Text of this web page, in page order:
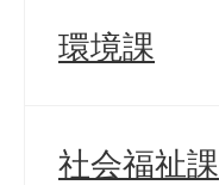
環境課
社会福祉課